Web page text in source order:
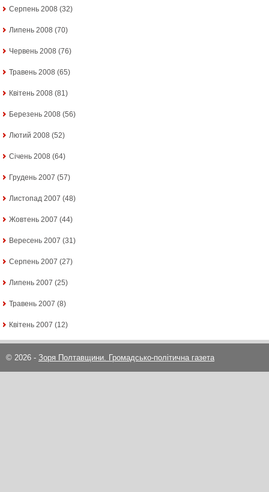
Серпень 2008 (32)
Липень 2008 (70)
Червень 2008 (76)
Травень 2008 (65)
Квітень 2008 (81)
Березень 2008 (56)
Лютий 2008 (52)
Січень 2008 (64)
Грудень 2007 (57)
Листопад 2007 (48)
Жовтень 2007 (44)
Вересень 2007 (31)
Серпень 2007 (27)
Липень 2007 (25)
Травень 2007 (8)
Квітень 2007 (12)
© 2026 - Зоря Полтавщини. Громадсько-політична газета